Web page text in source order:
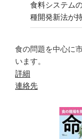
食料システム
種開発新法が
食の問題を中心に
います。
詳細
連絡先